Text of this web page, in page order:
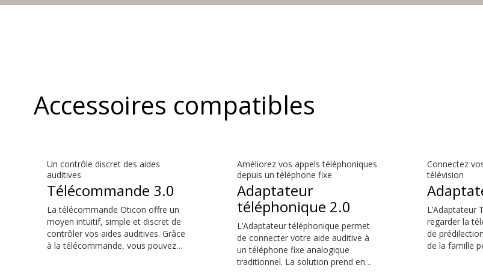
Accessoires compatibles
Un contrôle discret des aides
auditives
Télécommande 3.0
La télécommande Oticon offre un
moyen intuitif, simple et discret de
contrôler vos aides auditives. Grâce
à la télécommande, vous pouvez
Améliorez vos appels téléphoniques
depuis un téléphone fixe
Adaptateur
téléphonique 2.0
L’Adaptateur téléphonique permet
de connecter votre aide auditive à
un téléphone fixe analogique
traditionnel. La solution prend en
Connectez
télévision
L’Adaptateur
regarder la
de
de la famille